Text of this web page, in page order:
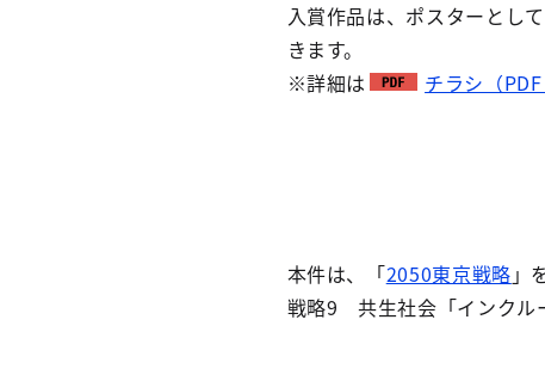
入賞作品は、ポスターとし
きます。
※詳細は
チラシ（PDF
本件は、「2050東京戦略 」
戦略9 共生社会「インクル